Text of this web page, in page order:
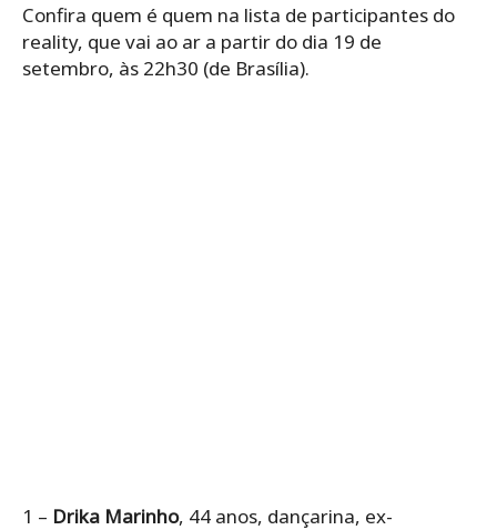
Confira quem é quem na lista de participantes do
reality, que vai ao ar a partir do dia 19 de
setembro, às 22h30 (de Brasília).
1 – Drika Marinho, 44 anos, dançarina, ex-